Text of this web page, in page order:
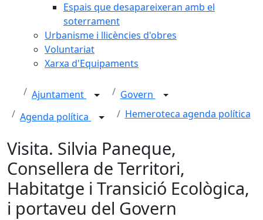
Espais que desapareixeran amb el
soterrament
Urbanisme i llicències d'obres
Voluntariat
Xarxa d'Equipaments
Ajuntament
Govern
Agenda política
Hemeroteca agenda política
Visita. Silvia Paneque,
Consellera de Territori,
Habitatge i Transició Ecològica,
i portaveu del Govern